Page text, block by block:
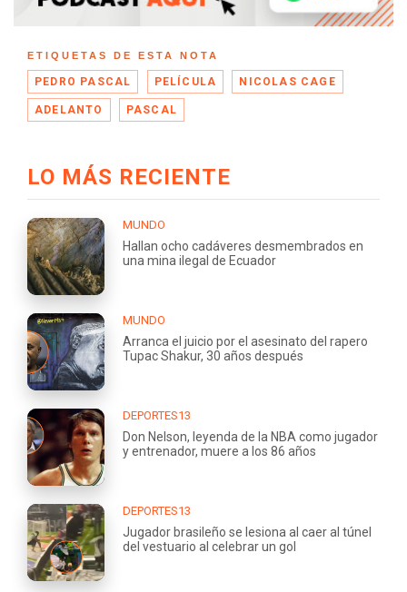
ETIQUETAS DE ESTA NOTA
PEDRO PASCAL PELÍCULA NICOLAS CAGE
ADELANTO PASCAL
LO MÁS RECIENTE
MUNDO
Hallan ocho cadáveres desmembrados en
una mina ilegal de Ecuador
MUNDO
Arranca el juicio por el asesinato del rapero
Tupac Shakur, 30 años después
DEPORTES13
Don Nelson, leyenda de la NBA como jugador
y entrenador, muere a los 86 años
DEPORTES13
Jugador brasileño se lesiona al caer al túnel
del vestuario al celebrar un gol